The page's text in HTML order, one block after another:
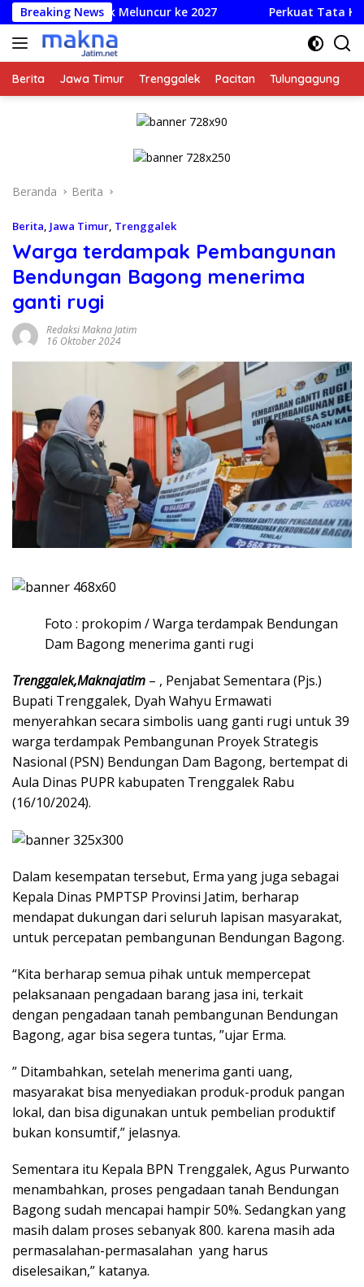
Langsung
ke
konten
Breaking News
Meluncur ke 2027 Perkuat Tata Kelola Bersih,
Berita Jawa Timur Trenggalek Pacitan Tulungagung
Beranda Berita
Berita Jawa Timur Trenggalek
Warga terdampak Pembangunan
Bendungan Bagong menerima
ganti rugi
Redaksi Makna Jatim
16 Oktober 2024
Foto : prokopim / Warga terdampak Bendungan
Dam Bagong menerima ganti rugi
Trenggalek,Maknajatim – , Penjabat Sementara (Pjs.)
Bupati Trenggalek, Dyah Wahyu Ermawati
menyerahkan secara simbolis uang ganti rugi untuk 39
warga terdampak Pembangunan Proyek Strategis
Nasional (PSN) Bendungan Dam Bagong, bertempat di
Aula Dinas PUPR kabupaten Trenggalek Rabu
(16/10/2024).
Dalam kesempatan tersebut, Erma yang juga sebagai
Kepala Dinas PMPTSP Provinsi Jatim, berharap
mendapat dukungan dari seluruh lapisan masyarakat,
untuk percepatan pembangunan Bendungan Bagong.
“Kita berharap semua pihak untuk mempercepat
pelaksanaan pengadaan barang jasa ini, terkait
dengan pengadaan tanah pembangunan Bendungan
Bagong, agar bisa segera tuntas, ”ujar Erma.
” Ditambahkan, setelah menerima ganti uang,
masyarakat bisa menyediakan produk-produk pangan
lokal, dan bisa digunakan untuk pembelian produktif
bukan konsumtif,” jelasnya.
Sementara itu Kepala BPN Trenggalek, Agus Purwanto
menambahkan, proses pengadaan tanah Bendungan
Bagong sudah mencapai hampir 50%. Sedangkan yang
masih dalam proses sebanyak 800. karena masih ada
permasalahan-permasalahan yang harus
diselesaikan,” katanya.